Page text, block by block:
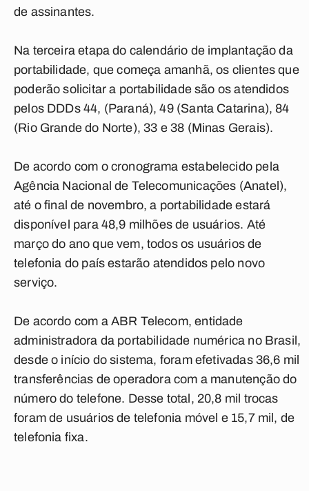
de assinantes.
Na terceira etapa do calendário de implantação da
portabilidade, que começa amanhã, os clientes que
poderão solicitar a portabilidade são os atendidos
pelos DDDs 44, (Paraná), 49 (Santa Catarina), 84
(Rio Grande do Norte), 33 e 38 (Minas Gerais).
De acordo com o cronograma estabelecido pela
Agência Nacional de Telecomunicações (Anatel),
até o final de novembro, a portabilidade estará
disponível para 48,9 milhões de usuários. Até
março do ano que vem, todos os usuários de
telefonia do país estarão atendidos pelo novo
serviço.
De acordo com a ABR Telecom, entidade
administradora da portabilidade numérica no Brasil,
desde o início do sistema, foram efetivadas 36,6 mil
transferências de operadora com a manutenção do
número do telefone. Desse total, 20,8 mil trocas
foram de usuários de telefonia móvel e 15,7 mil, de
telefonia fixa.